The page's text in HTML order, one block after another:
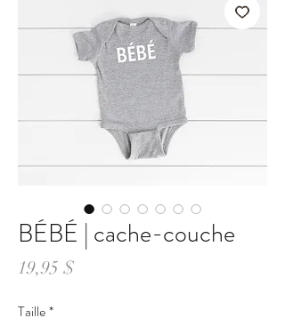
BÉBÉ | cache-couche
19,95 $
Taille*